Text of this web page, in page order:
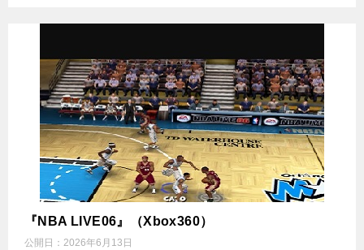
『NBA LIVE06』（Xbox360）
公開日： 2026年6月13日